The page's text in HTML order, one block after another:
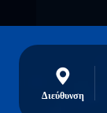
Διεύθυνση